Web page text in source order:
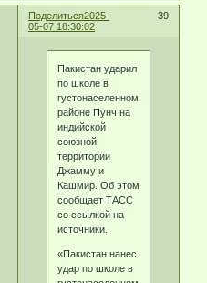
Поделиться 39
2025-
05-07 18:30:02
Пакистан ударил
по школе в
густонаселенном
районе Пунч на
индийской
союзной
территории
Джамму и
Кашмир. Об этом
сообщает ТАСС
со ссылкой на
источники.
«Пакистан нанес
удар по школе в